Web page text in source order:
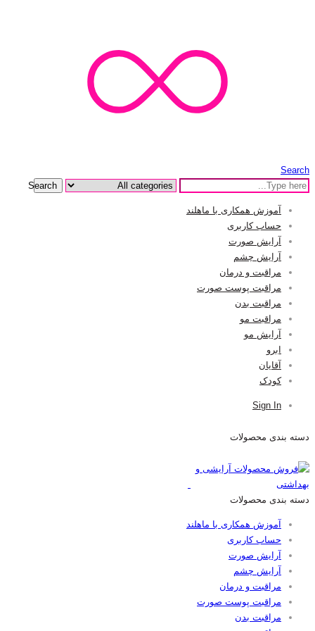
Search
Search
آموزش همکاری با ماهلند
حساب کاربری
آرایش صورت
آرایش چشم
مراقبت و درمان
مراقبت پوست صورت
مراقبت بدن
مراقبت مو
آرایش مو
ابرو
آقایان
کودک
Sign In
دسته بندی محصولات
دسته بندی محصولات
آموزش همکاری با ماهلند
حساب کاربری
آرایش صورت
آرایش چشم
مراقبت و درمان
مراقبت پوست صورت
مراقبت بدن